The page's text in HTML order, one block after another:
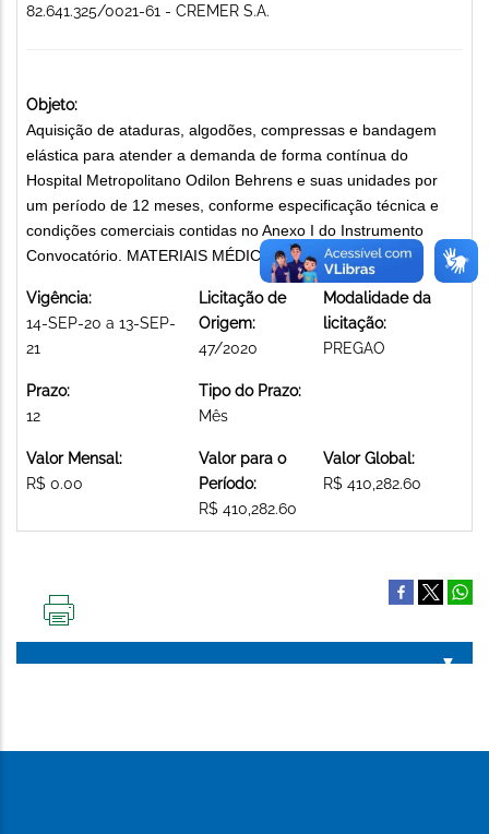
82.641.325/0021-61 - CREMER S.A.
Objeto:
Aquisição de ataduras, algodões, compressas e bandagem
elástica para atender a demanda de forma contínua do
Hospital Metropolitano Odilon Behrens e suas unidades por
um período de 12 meses, conforme especificação técnica e
condições comerciais contidas no Anexo I do Instrumento
Convocatório. MATERIAIS MÉDICO-HOSPITALARES
Vigência:
14-SEP-20 a 13-SEP-
21
Licitação de
Origem:
47/2020
Modalidade da
licitação:
PREGAO
Prazo:
12
Tipo do Prazo:
Mês
Valor Mensal:
R$ 0.00
Valor para o
Período:
R$ 410,282.60
Valor Global:
R$ 410,282.60
PÁGINA